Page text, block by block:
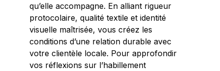
qu’elle accompagne. En alliant rigueur
protocolaire, qualité textile et identité
visuelle maîtrisée, vous créez les
conditions d’une relation durable avec
votre clientèle locale. Pour approfondir
vos réflexions sur l’habillement